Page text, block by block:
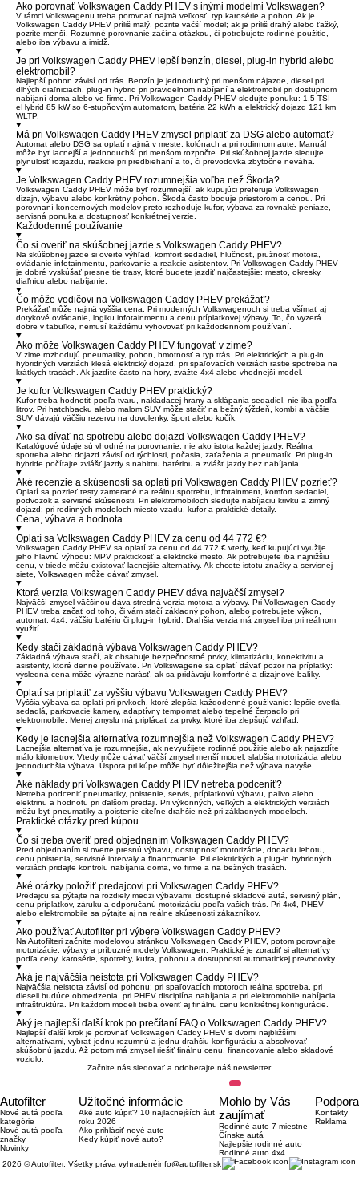
Ako porovnať Volkswagen Caddy PHEV s inými modelmi Volkswagen?
V rámci Volkswagenu treba porovnať najmä veľkosť, typ karosérie a pohon. Ak je
Volkswagen Caddy PHEV príliš malý, pozrite väčší model; ak je príliš drahý alebo ťažký,
pozrite menší. Rozumné porovnanie začína otázkou, či potrebujete rodinné použitie,
alebo iba výbavu a imidž.
Je pri Volkswagen Caddy PHEV lepší benzín, diesel, plug-in hybrid alebo
elektromobil?
Najlepší pohon závisí od trás. Benzín je jednoduchý pri menšom nájazde, diesel pri
dlhých diaľniciach, plug-in hybrid pri pravidelnom nabíjaní a elektromobil pri dostupnom
nabíjaní doma alebo vo firme. Pri Volkswagen Caddy PHEV sledujte ponuku: 1,5 TSI
eHybrid 85 kW so 6-stupňovým automatom, batéria 22 kWh a elektrický dojazd 121 km
WLTP.
Má pri Volkswagen Caddy PHEV zmysel priplatiť za DSG alebo automat?
Automat alebo DSG sa oplatí najmä v meste, kolónach a pri rodinnom aute. Manuál
môže byť lacnejší a jednoduchší pri menšom rozpočte. Pri skúšobnej jazde sledujte
plynulosť rozjazdu, reakcie pri predbiehaní a to, či prevodovka zbytočne neváha.
Je Volkswagen Caddy PHEV rozumnejšia voľba než Škoda?
Volkswagen Caddy PHEV môže byť rozumnejší, ak kupujúci preferuje Volkswagen
dizajn, výbavu alebo konkrétny pohon. Škoda často boduje priestorom a cenou. Pri
porovnaní koncernových modelov preto rozhoduje kufor, výbava za rovnaké peniaze,
servisná ponuka a dostupnosť konkrétnej verzie.
Každodenné používanie
Čo si overiť na skúšobnej jazde s Volkswagen Caddy PHEV?
Na skúšobnej jazde si overte výhľad, komfort sedadiel, hlučnosť, pružnosť motora,
ovládanie infotainmentu, parkovanie a reakcie asistentov. Pri Volkswagen Caddy PHEV
je dobré vyskúšať presne tie trasy, ktoré budete jazdiť najčastejšie: mesto, okresky,
diaľnicu alebo nabíjanie.
Čo môže vodičovi na Volkswagen Caddy PHEV prekážať?
Prekážať môže najmä vyššia cena. Pri moderných Volkswagenoch si treba všímať aj
dotykové ovládanie, logiku infotainmentu a cenu príplatkovej výbavy. To, čo vyzerá
dobre v tabuľke, nemusí každému vyhovovať pri každodennom používaní.
Ako môže Volkswagen Caddy PHEV fungovať v zime?
V zime rozhodujú pneumatiky, pohon, hmotnosť a typ trás. Pri elektrických a plug-in
hybridných verziách klesá elektrický dojazd, pri spaľovacích verziách rastie spotreba na
krátkych trasách. Ak jazdíte často na hory, zvážte 4x4 alebo vhodnejší model.
Je kufor Volkswagen Caddy PHEV praktický?
Kufor treba hodnotiť podľa tvaru, nakladacej hrany a sklápania sedadiel, nie iba podľa
litrov. Pri hatchbacku alebo malom SUV môže stačiť na bežný týždeň, kombi a väčšie
SUV dávajú väčšiu rezervu na dovolenky, šport alebo kočík.
Ako sa dívať na spotrebu alebo dojazd Volkswagen Caddy PHEV?
Katalógové údaje sú vhodné na porovnanie, nie ako istota každej jazdy. Reálna
spotreba alebo dojazd závisí od rýchlosti, počasia, zaťaženia a pneumatík. Pri plug-in
hybride počítajte zvlášť jazdy s nabitou batériou a zvlášť jazdy bez nabíjania.
Aké recenzie a skúsenosti sa oplatí pri Volkswagen Caddy PHEV pozrieť?
Oplatí sa pozrieť testy zamerané na reálnu spotrebu, infotainment, komfort sedadiel,
podvozok a servisné skúsenosti. Pri elektromobiloch sledujte nabíjaciu krivku a zimný
dojazd; pri rodinných modeloch miesto vzadu, kufor a praktické detaily.
Cena, výbava a hodnota
Oplatí sa Volkswagen Caddy PHEV za cenu od 44 772 €?
Volkswagen Caddy PHEV sa oplatí za cenu od 44 772 € vtedy, keď kupujúci využije
jeho hlavnú výhodu: MPV praktickosť a elektrické mesto. Ak potrebujete iba najnižšiu
cenu, v triede môžu existovať lacnejšie alternatívy. Ak chcete istotu značky a servisnej
siete, Volkswagen môže dávať zmysel.
Ktorá verzia Volkswagen Caddy PHEV dáva najväčší zmysel?
Najväčší zmysel väčšinou dáva stredná verzia motora a výbavy. Pri Volkswagen Caddy
PHEV treba začať od toho, či vám stačí základný pohon, alebo potrebujete výkon,
automat, 4x4, väčšiu batériu či plug-in hybrid. Drahšia verzia má zmysel iba pri reálnom
využití.
Kedy stačí základná výbava Volkswagen Caddy PHEV?
Základná výbava stačí, ak obsahuje bezpečnostné prvky, klimatizáciu, konektivitu a
asistenty, ktoré denne používate. Pri Volkswagene sa oplatí dávať pozor na príplatky:
výsledná cena môže výrazne narásť, ak sa pridávajú komfortné a dizajnové balíky.
Oplatí sa priplatiť za vyššiu výbavu Volkswagen Caddy PHEV?
Vyššia výbava sa oplatí pri prvkoch, ktoré zlepšia každodenné používanie: lepšie svetlá,
sedadlá, parkovacie kamery, adaptívny tempomat alebo tepelné čerpadlo pri
elektromobile. Menej zmyslu má priplácať za prvky, ktoré iba zlepšujú vzhľad.
Kedy je lacnejšia alternatíva rozumnejšia než Volkswagen Caddy PHEV?
Lacnejšia alternatíva je rozumnejšia, ak nevyužijete rodinné použitie alebo ak najazdíte
málo kilometrov. Vtedy môže dávať väčší zmysel menší model, slabšia motorizácia alebo
jednoduchšia výbava. Úspora pri kúpe môže byť dôležitejšia než výbava navyše.
Aké náklady pri Volkswagen Caddy PHEV netreba podceniť?
Netreba podceniť pneumatiky, poistenie, servis, príplatkovú výbavu, palivo alebo
elektrinu a hodnotu pri ďalšom predaji. Pri výkonných, veľkých a elektrických verziách
môžu byť pneumatiky a poistenie citeľne drahšie než pri základných modeloch.
Praktické otázky pred kúpou
Čo si treba overiť pred objednaním Volkswagen Caddy PHEV?
Pred objednaním si overte presnú výbavu, dostupnosť motorizácie, dodaciu lehotu,
cenu poistenia, servisné intervaly a financovanie. Pri elektrických a plug-in hybridných
verziách pridajte kontrolu nabíjania doma, vo firme a na bežných trasách.
Aké otázky položiť predajcovi pri Volkswagen Caddy PHEV?
Predajcu sa pýtajte na rozdiely medzi výbavami, dostupné skladové autá, servisný plán,
cenu príplatkov, záruku a odporúčanú motorizáciu podľa vašich trás. Pri 4x4, PHEV
alebo elektromobile sa pýtajte aj na reálne skúsenosti zákazníkov.
Ako používať Autofilter pri výbere Volkswagen Caddy PHEV?
Na Autofilteri začnite modelovou stránkou Volkswagen Caddy PHEV, potom porovnajte
motorizácie, výbavy a príbuzné modely Volkswagen. Praktické je zoradiť si alternatívy
podľa ceny, karosérie, spotreby, kufra, pohonu a dostupnosti automatickej prevodovky.
Aká je najväčšia neistota pri Volkswagen Caddy PHEV?
Najväčšia neistota závisí od pohonu: pri spaľovacích motoroch reálna spotreba, pri
dieseli budúce obmedzenia, pri PHEV disciplína nabíjania a pri elektromobile nabíjacia
infraštruktúra. Pri každom modeli treba overiť aj finálnu cenu konkrétnej konfigurácie.
Aký je najlepší ďalší krok po prečítaní FAQ o Volkswagen Caddy PHEV?
Najlepší ďalší krok je porovnať Volkswagen Caddy PHEV s dvomi najbližšími
alternatívami, vybrať jednu rozumnú a jednu drahšiu konfiguráciu a absolvovať
skúšobnú jazdu. Až potom má zmysel riešiť finálnu cenu, financovanie alebo skladové
vozidlo.
Začnite nás sledovať a odoberajte náš newsletter
Autofilter
Nové autá podľa
kategórie
Nové autá podľa
značky
Novinky
Užitočné informácie
Aké auto kúpiť? 10 najlacnejších áut
roku 2026
Ako prihlásiť nové auto
Kedy kúpiť nové auto?
Mohlo by Vás
zaujímať
Rodinné auto 7-miestne
Čínske autá
Najlepšie rodinné auto
Rodinné auto 4x4
Podpora
Kontakty
Reklama
2026 © Autofilter, Všetky práva vyhradenéinfo@autofilter.sk